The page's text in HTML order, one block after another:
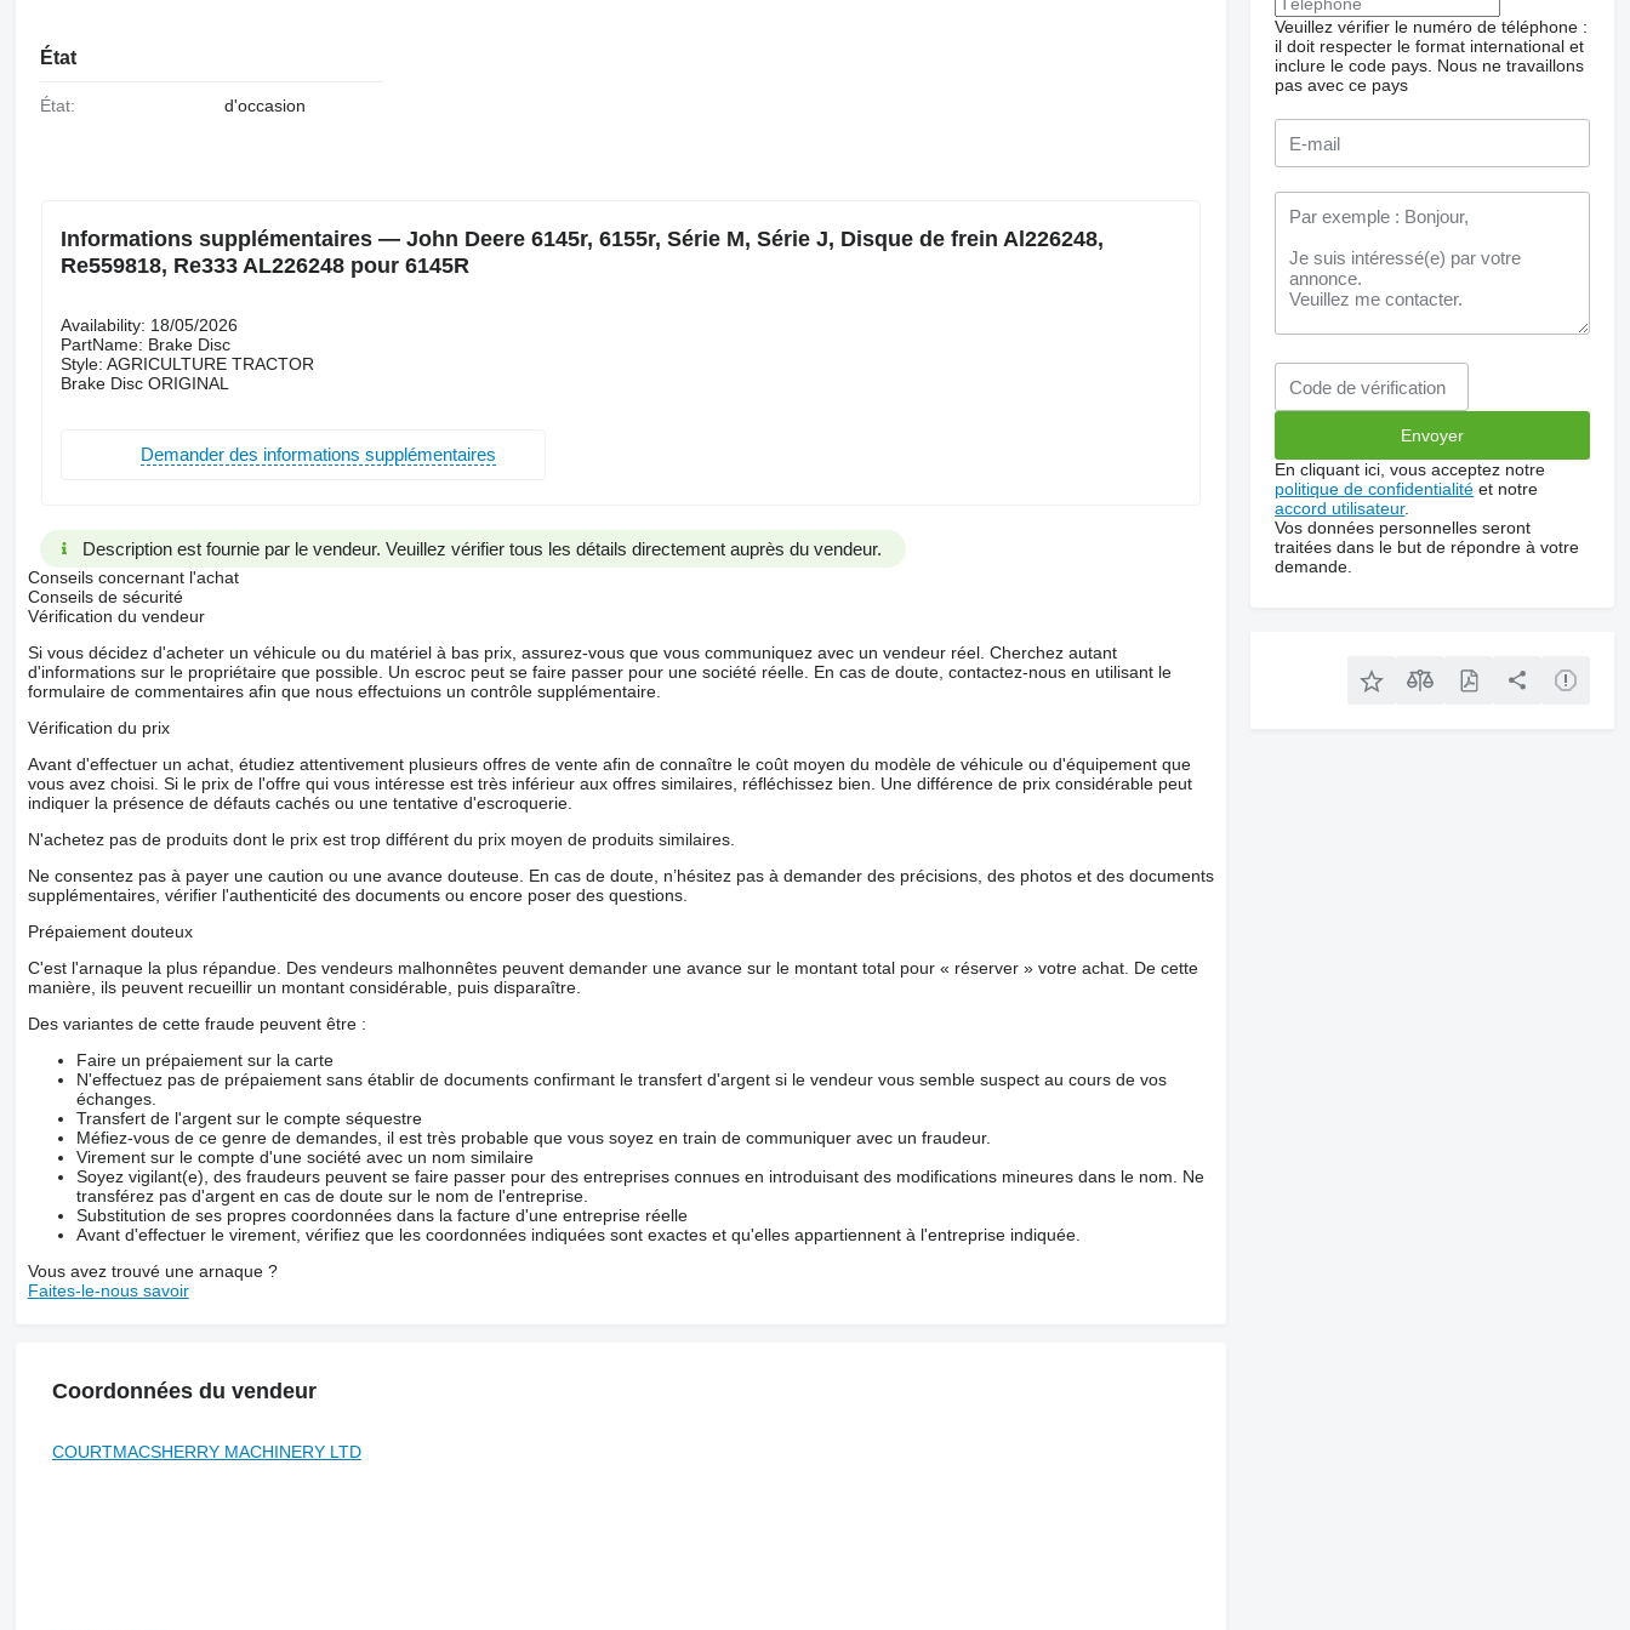
État
État: d'occasion
Informations supplémentaires — John Deere 6145r, 6155r, Série M, Série J, Disque de frein Al226248,
Re559818, Re333 AL226248 pour 6145R
Availability: 18/05/2026
PartName: Brake Disc
Style: AGRICULTURE TRACTOR
Brake Disc ORIGINAL
Demander des informations supplémentaires
Description est fournie par le vendeur. Veuillez vérifier tous les détails directement auprès du vendeur.
Conseils concernant l'achat
Conseils de sécurité
Vérification du vendeur
Si vous décidez d'acheter un véhicule ou du matériel à bas prix, assurez-vous que vous communiquez avec un vendeur réel. Cherchez autant
d'informations sur le propriétaire que possible. Un escroc peut se faire passer pour une société réelle. En cas de doute, contactez-nous en utilisant le
formulaire de commentaires afin que nous effectuions un contrôle supplémentaire.
Vérification du prix
Avant d'effectuer un achat, étudiez attentivement plusieurs offres de vente afin de connaître le coût moyen du modèle de véhicule ou d'équipement que
vous avez choisi. Si le prix de l'offre qui vous intéresse est très inférieur aux offres similaires, réfléchissez bien. Une différence de prix considérable peut
indiquer la présence de défauts cachés ou une tentative d'escroquerie.
N'achetez pas de produits dont le prix est trop différent du prix moyen de produits similaires.
Ne consentez pas à payer une caution ou une avance douteuse. En cas de doute, n’hésitez pas à demander des précisions, des photos et des documents
supplémentaires, vérifier l'authenticité des documents ou encore poser des questions.
Prépaiement douteux
C'est l'arnaque la plus répandue. Des vendeurs malhonnêtes peuvent demander une avance sur le montant total pour « réserver » votre achat. De cette
manière, ils peuvent recueillir un montant considérable, puis disparaître.
Des variantes de cette fraude peuvent être :
Faire un prépaiement sur la carte
N'effectuez pas de prépaiement sans établir de documents confirmant le transfert d'argent si le vendeur vous semble suspect au cours de vos
échanges.
Transfert de l'argent sur le compte séquestre
Méfiez-vous de ce genre de demandes, il est très probable que vous soyez en train de communiquer avec un fraudeur.
Virement sur le compte d'une société avec un nom similaire
Soyez vigilant(e), des fraudeurs peuvent se faire passer pour des entreprises connues en introduisant des modifications mineures dans le nom. Ne
transférez pas d'argent en cas de doute sur le nom de l'entreprise.
Substitution de ses propres coordonnées dans la facture d'une entreprise réelle
Avant d'effectuer le virement, vérifiez que les coordonnées indiquées sont exactes et qu'elles appartiennent à l'entreprise indiquée.
Vous avez trouvé une arnaque ?
Faites-le-nous savoir
Coordonnées du vendeur
COURTMACSHERRY MACHINERY LTD
Veuillez vérifier le numéro de téléphone :
il doit respecter le format international et
inclure le code pays. Nous ne travaillons
pas avec ce pays
En cliquant ici, vous acceptez notre
politique de confidentialité et notre
accord utilisateur.
Vos données personnelles seront
traitées dans le but de répondre à votre
demande.